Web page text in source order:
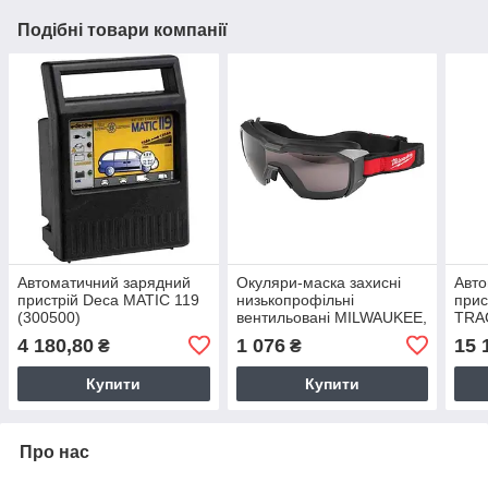
Подібні товари компанії
Автоматичний зарядний
пристрій Deca MATIC 119
(300500)
4 180,80 ₴
Купити
Окуляри-маска захисні
низькопрофільні
вентильовані MILWAUKEE,
(затемнені)
1 076₴
Купити
15
Про нас